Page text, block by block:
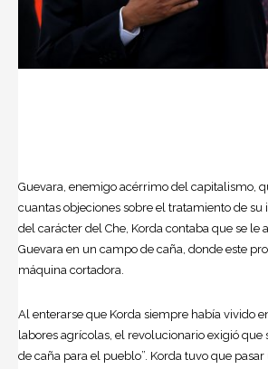
Guevara, enemigo acérrimo del capitalismo,
cuantas objeciones sobre el tratamiento de
del carácter del Che, Korda contaba que se le
Guevara en un campo de caña, donde este
máquina cortadora.
Al enterarse que Korda siempre había vivido
labores agrícolas, el revolucionario exigió que
de caña para el pueblo”. Korda tuvo que